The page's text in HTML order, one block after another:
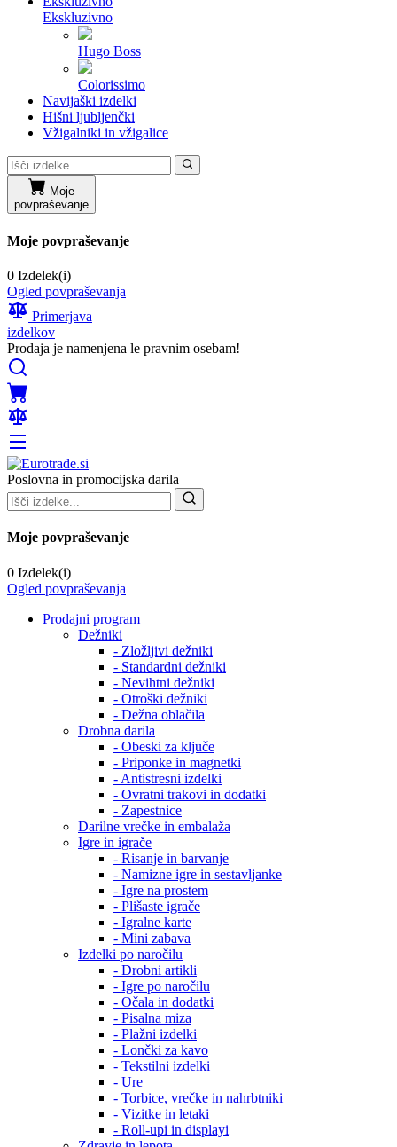
Ekskluzivno
Hugo Boss
Colorissimo
Navijaški izdelki
Hišni ljubljenčki
Vžigalniki in vžigalice
Moje
povpraševanje
Moje povpraševanje
0 Izdelek(i)
Ogled povpraševanja
Primerjava
izdelkov
Prodaja je namenjena le pravnim osebam!
Poslovna in promocijska darila
Moje povpraševanje
0 Izdelek(i)
Ogled povpraševanja
Prodajni program
Dežniki
- Zložljivi dežniki
- Standardni dežniki
- Nevihtni dežniki
- Otroški dežniki
- Dežna oblačila
Drobna darila
- Obeski za ključe
- Priponke in magnetki
- Antistresni izdelki
- Ovratni trakovi in dodatki
- Zapestnice
Darilne vrečke in embalaža
Igre in igrače
- Risanje in barvanje
- Namizne igre in sestavljanke
- Igre na prostem
- Plišaste igrače
- Igralne karte
- Mini zabava
Izdelki po naročilu
- Drobni artikli
- Igre po naročilu
- Očala in dodatki
- Pisalna miza
- Plažni izdelki
- Lončki za kavo
- Tekstilni izdelki
- Ure
- Torbice, vrečke in nahrbtniki
- Vizitke in letaki
- Roll-upi in displayi